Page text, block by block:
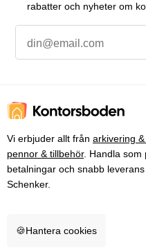
rabatter och nyheter om
Vi erbjuder allt från arkivering
pennor & tillbehör. Handla som
betalningar och snabb
Schenker.
🍪Hantera cookies